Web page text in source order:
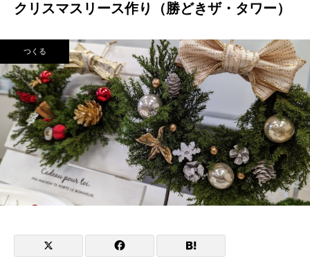
クリスマスリース作り（勝どきザ・タワー）
つくる